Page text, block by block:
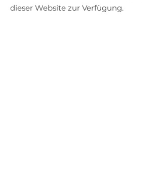
dieser Website zur Verfügung.